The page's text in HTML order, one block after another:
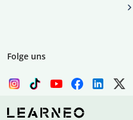
Folge uns